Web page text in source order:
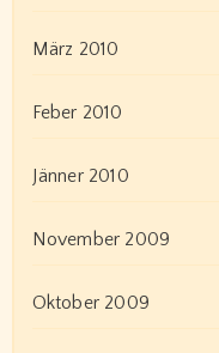
März 2010
Feber 2010
Jänner 2010
November 2009
Oktober 2009